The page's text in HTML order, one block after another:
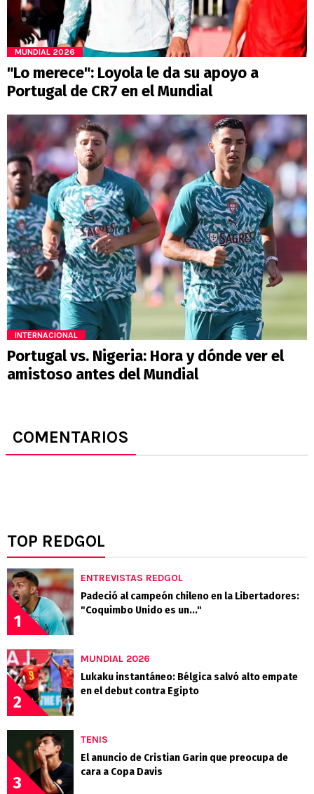
MUNDIAL 2026
"Lo merece": Loyola le da su apoyo a
Portugal de CR7 en el Mundial
INTERNACIONAL
Portugal vs. Nigeria: Hora y dónde ver el
amistoso antes del Mundial
COMENTARIOS
TOP REDGOL
1
ENTREVISTAS REDGOL
Padeció al campeón chileno en la Libertadores:
"Coquimbo Unido es un..."
2
MUNDIAL 2026
Lukaku instantáneo: Bélgica salvó alto empate
en el debut contra Egipto
3
TENIS
El anuncio de Cristian Garin que preocupa de
cara a Copa Davis